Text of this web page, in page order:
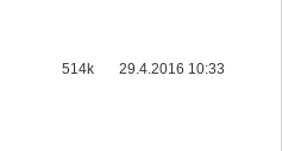
514k 29.4.2016 10:33